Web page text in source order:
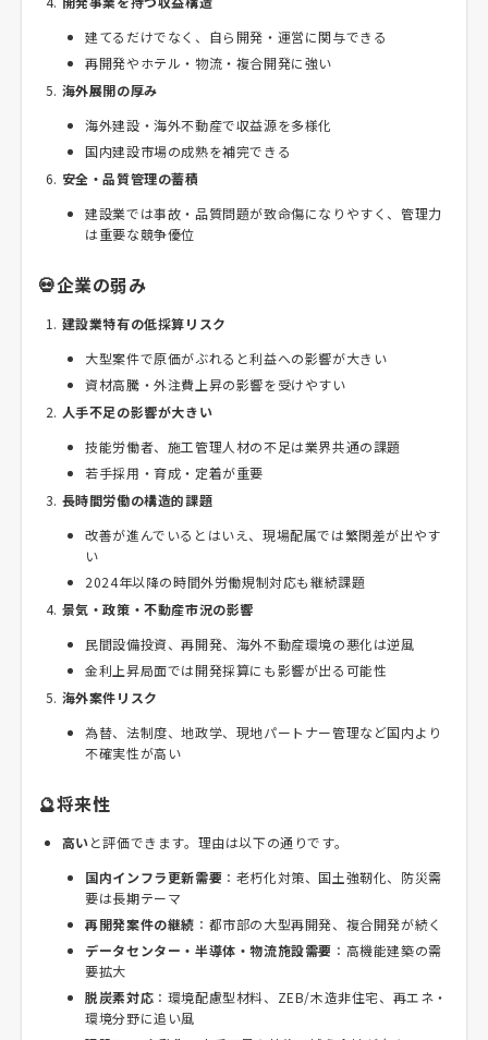
建てるだけでなく、自ら開発・運営に関与できる
再開発やホテル・物流・複合開発に強い
海外展開の厚み
海外建設・海外不動産で収益源を多様化
国内建設市場の成熟を補完できる
安全・品質管理の蓄積
建設業では事故・品質問題が致命傷になりやすく、管理力
は重要な競争優位
💀企業の弱み
建設業特有の低採算リスク
大型案件で原価がぶれると利益への影響が大きい
資材高騰・外注費上昇の影響を受けやすい
人手不足の影響が大きい
技能労働者、施工管理人材の不足は業界共通の課題
若手採用・育成・定着が重要
長時間労働の構造的課題
改善が進んでいるとはいえ、現場配属では繁閑差が出やす
い
2024年以降の時間外労働規制対応も継続課題
景気・政策・不動産市況の影響
民間設備投資、再開発、海外不動産環境の悪化は逆風
金利上昇局面では開発採算にも影響が出る可能性
海外案件リスク
為替、法制度、地政学、現地パートナー管理など国内より
不確実性が高い
🔮将来性
高いと評価できます。理由は以下の通りです。
国内インフラ更新需要 ：老朽化対策、国土強靭化、防災需
要は長期テーマ
再開発案件の継続 ：都市部の大型再開発、複合開発が続く
データセンター・半導体・物流施設需要 ：高機能建築の需
要拡大
脱炭素対応 ：環境配慮型材料、ZEB/木造非住宅、再エネ・
環境分野に追い風